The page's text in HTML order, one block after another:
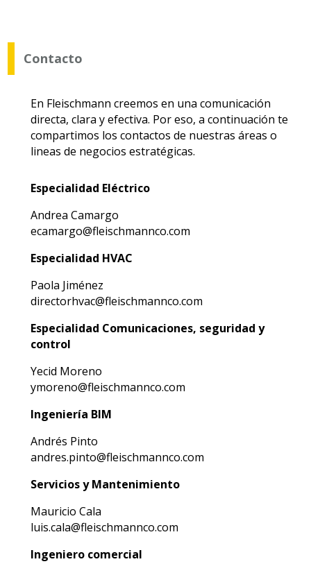
Contacto
En Fleischmann creemos en una comunicación
directa, clara y efectiva. Por eso, a continuación te
compartimos los contactos de nuestras áreas o
lineas de negocios estratégicas.
Especialidad Eléctrico
Andrea Camargo
ecamargo@fleischmannco.com
Especialidad HVAC
Paola Jiménez
directorhvac@fleischmannco.com
Especialidad Comunicaciones, seguridad y
control
Yecid Moreno
ymoreno@fleischmannco.com
Ingeniería BIM
Andrés Pinto
andres.pinto@fleischmannco.com
Servicios y Mantenimiento
Mauricio Cala
luis.cala@fleischmannco.com
Ingeniero comercial